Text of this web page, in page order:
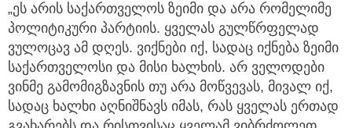
„ეს არის საქართველოს ზეიმი და არა რომელიმე
პოლიტიკური პარტიის. ყველას გულწრფელად
ვულოცავ ამ დღეს. ვიქნები იქ, სადაც იქნება ზეიმი
საქართველოსი და მისი ხალხის. არ ველოდები
ვინმე გამომიგზავნის თუ არა მოწვევას, მივალ იქ,
სადაც ხალხი აღნიშნავს იმას, რას ყველას ერთად